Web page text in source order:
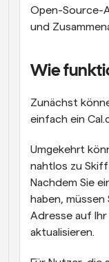
Open-Source-
und
Wie
Zunächst
einfach ein
Umgekehrt
nahtlos zu Skiff
Nachdem Sie
haben, müssen
Adresse auf
aktualisieren.